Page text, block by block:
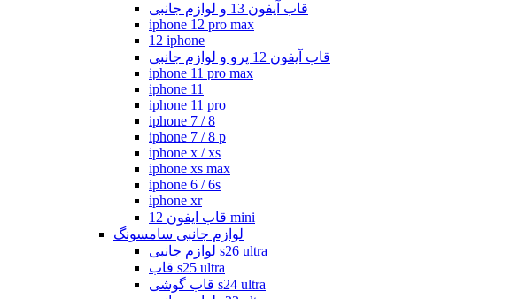
قاب آیفون 13 و لوازم جانبی
iphone 12 pro max
12 iphone
قاب آیفون 12 پرو و لوازم جانبی
iphone 11 pro max
iphone 11
iphone 11 pro
iphone 7 / 8
iphone 7 / 8 p
iphone x / xs
iphone xs max
iphone 6 / 6s
iphone xr
قاب ایفون 12 mini
لوازم جانبی سامسونگ
لوازم جانبی s26 ultra
قاب s25 ultra
قاب گوشی s24 ultra